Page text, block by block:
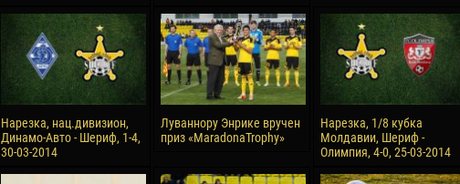
Нарезка, нац.дивизион,
Динамо-Авто - Шериф, 1-4,
30-03-2014
Луваннору Энрике вручен
приз «MaradonaTrophy»
Нарезка, 1/8 кубка
Молдавии, Шериф -
Олимпия, 4-0, 25-03-2014